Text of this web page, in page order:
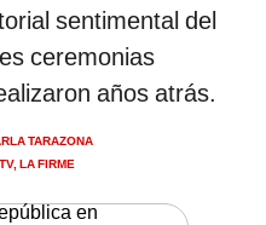
sentimental del
ceremonias
años atrás.
TARAZONA
LA FIRME
en